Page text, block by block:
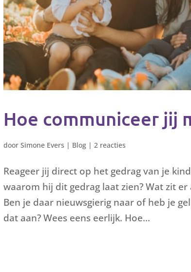
Hoe communiceer jij
door Simone Evers | Blog | 2 reacties
Reageer jij direct op het gedrag van je
waarom hij dit gedrag laat zien? Wat zit
Ben je daar nieuwsgierig naar of heb je
dat aan? Wees eens eerlijk. Hoe...